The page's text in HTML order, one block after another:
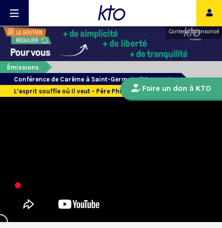
Contenu sponsorisé
Émissions
Conférence de Carême à Saint-Germain-l’Auxerrois
L’esprit souffle où Il veut - Père Philippe LefebvreFaire un don à KTO